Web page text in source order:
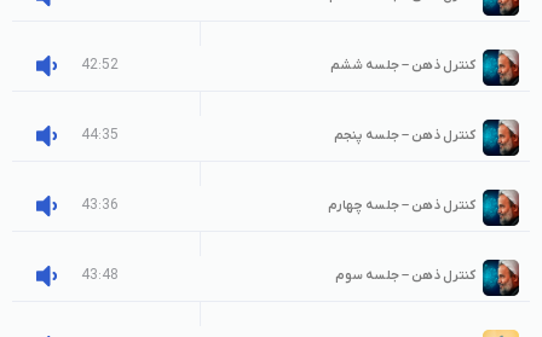
کنترل ذهن – جلسه ششم 42:52
کنترل ذهن – جلسه پنجم 44:35
کنترل ذهن – جلسه چهارم 43:36
کنترل ذهن – جلسه سوم 43:48